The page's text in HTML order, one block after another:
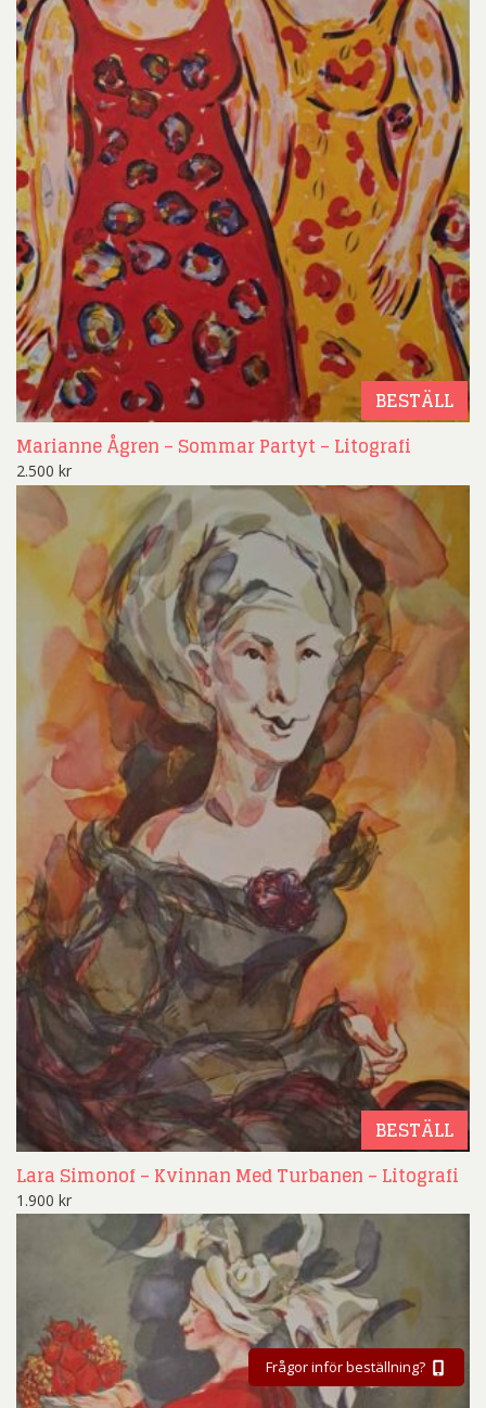
BESTÄLL
Marianne Ågren – Sommar Partyt – Litografi
2.500 kr
BESTÄLL
Lara Simonof – Kvinnan Med Turbanen – Litografi
1.900 kr
Frågor inför beställning?